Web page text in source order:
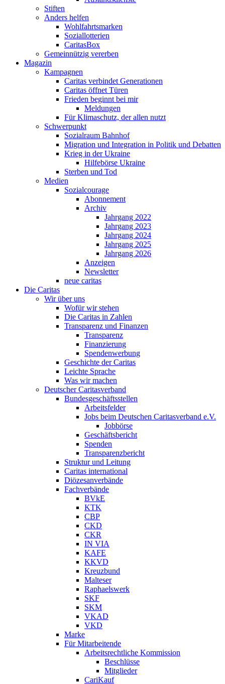
Stiften
Anders helfen
Wohlfahrtsmarken
Soziallotterien
CaritasBox
Gemeinnützig vererben
Magazin
Kampagnen
Caritas verbindet Generationen
Caritas öffnet Türen
Frieden beginnt bei mir
Meldungen
Für Klimaschutz, der allen nutzt
Schwerpunkt
Sozialraum Bahnhof
Migration und Integration in Politik und Debatten
Krieg in der Ukraine
Hilfebörse Ukraine
Sterben und Tod
Medien
Sozialcourage
Abonnement
Archiv
Jahrgang 2022
Jahrgang 2023
Jahrgang 2024
Jahrgang 2025
Jahrgang 2026
Anzeigen
Newsletter
neue caritas
Die Caritas
Wir über uns
Wofür wir stehen
Die Caritas in Zahlen
Transparenz und Finanzen
Transparenz
Finanzierung
Spendenwerbung
Geschichte der Caritas
Leichte Sprache
Was wir machen
Deutscher Caritasverband
Bundesgeschäftsstellen
Arbeitsfelder
Jobs beim Deutschen Caritasverband e.V.
Jobbörse
Geschäftsbericht
Spenden
Transparenzbericht
Struktur und Leitung
Caritas international
Diözesanverbände
Fachverbände
BVkE
KTK
CBP
CKD
CKR
IN VIA
KAFE
KKVD
Kreuzbund
Malteser
Raphaelswerk
SKF
SKM
VKAD
VKD
Marke
Für Mitarbeitende
Arbeitsrechtliche Kommission
Beschlüsse
Mitglieder
CariKauf